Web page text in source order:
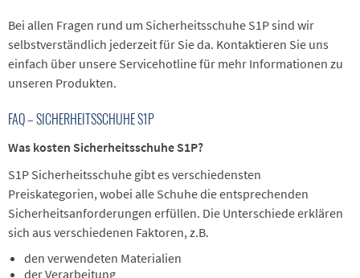
Bei allen Fragen rund um Sicherheitsschuhe S1P sind wir
selbstverständlich jederzeit für Sie da. Kontaktieren Sie uns
einfach über unsere Servicehotline für mehr Informationen zu
unseren Produkten.
FAQ – SICHERHEITSSCHUHE S1P
Was kosten Sicherheitsschuhe S1P?
S1P Sicherheitsschuhe gibt es verschiedensten
Preiskategorien, wobei alle Schuhe die entsprechenden
Sicherheitsanforderungen erfüllen. Die Unterschiede erklären
sich aus verschiedenen Faktoren, z.B.
den verwendeten Materialien
der Verarbeitung